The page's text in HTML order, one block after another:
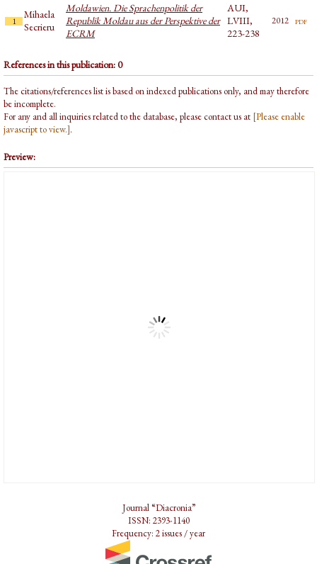
1
Mihaela
Secrieru
Moldawien. Die Sprachenpolitik der
Republik Moldau aus der Perspektive der
ECRM
AUI,
LVIII,
223-238
2012 pdf
References in this publication: 0
The citations/references list is based on indexed publications only, and may therefore
be incomplete.
For any and all inquiries related to the database, please contact us at [Please enable
javascript to view.].
Preview:
Journal “Diacronia”
ISSN: 2393-1140
Frequency: 2 issues / year